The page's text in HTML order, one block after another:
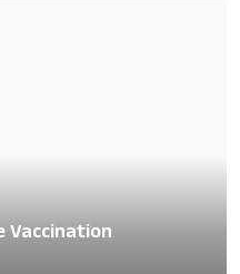
Vaccination